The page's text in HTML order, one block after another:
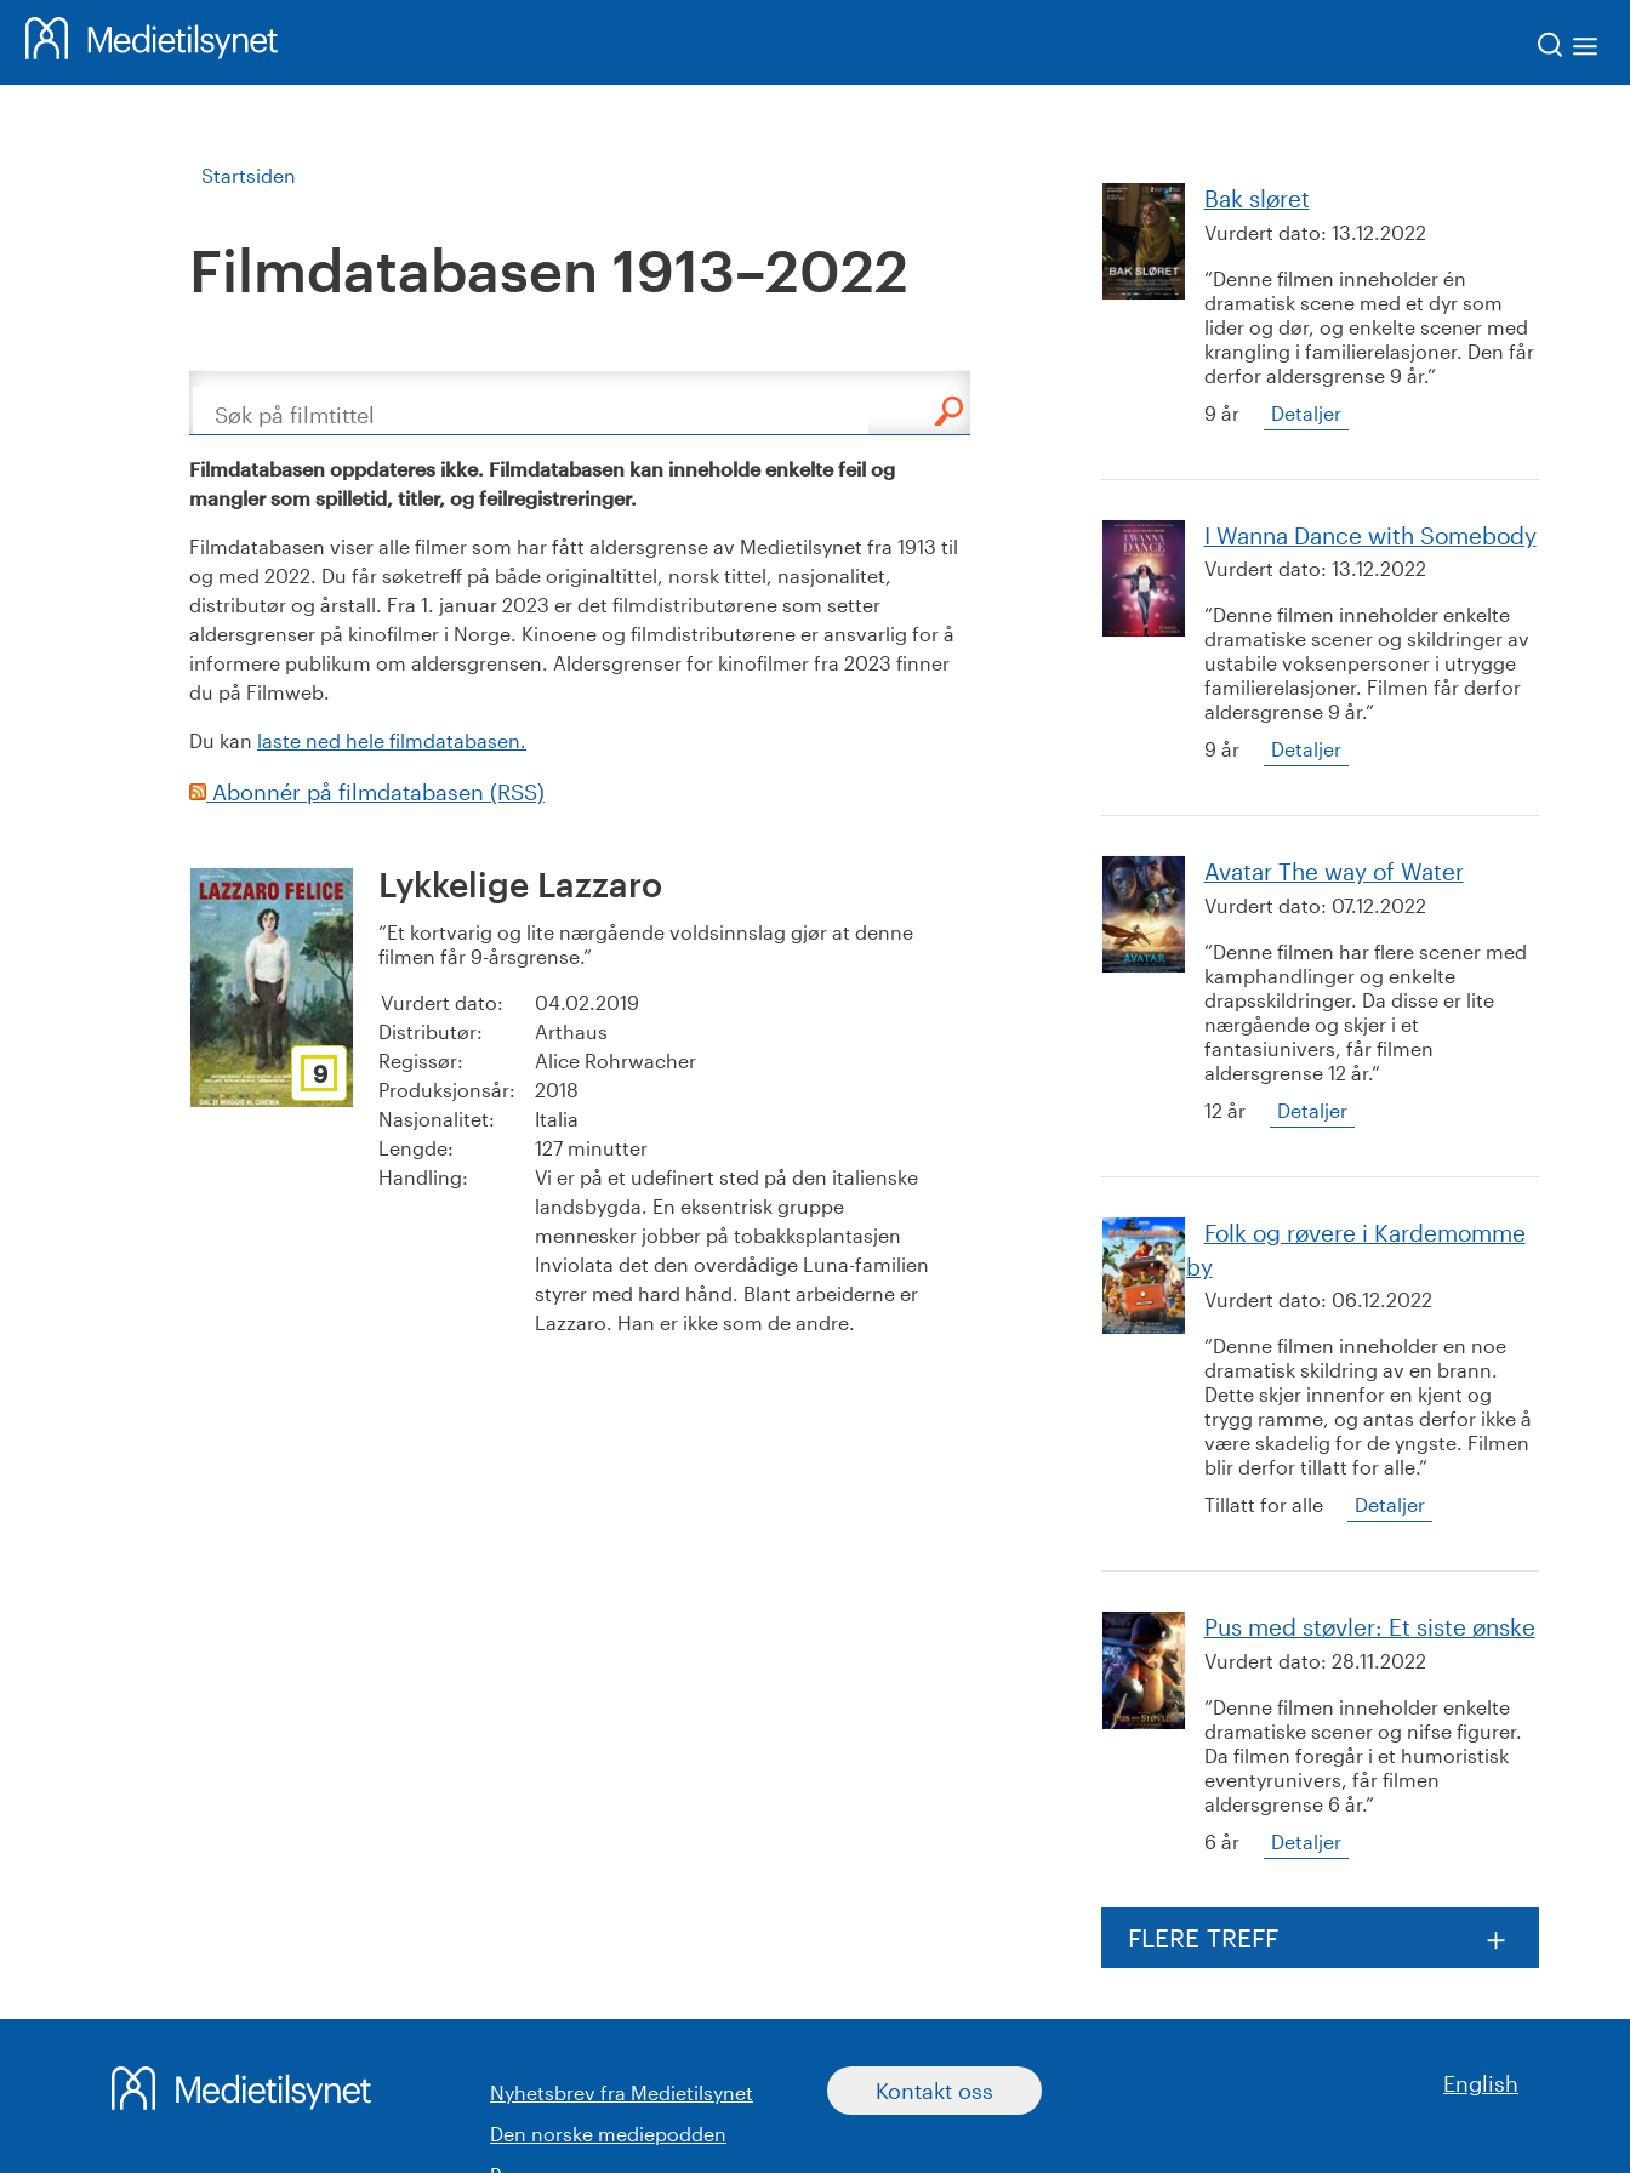
Startsiden
Filmdatabasen 1913–2022
Søk
Filmdatabasen oppdateres ikke. Filmdatabasen kan inneholde enkelte feil og
mangler som spilletid, titler, og feilregistreringer.
Filmdatabasen viser alle filmer som har fått aldersgrense av Medietilsynet fra 1913 til
og med 2022. Du får søketreff på både originaltittel, norsk tittel, nasjonalitet,
distributør og årstall. Fra 1. januar 2023 er det filmdistributørene som setter
aldersgrenser på kinofilmer i Norge. Kinoene og filmdistributørene er ansvarlig for å
informere publikum om aldersgrensen. Aldersgrenser for kinofilmer fra 2023 finner
du på Filmweb.
Du kan laste ned hele filmdatabasen.
Abonnér på filmdatabasen (RSS)
9
Lykkelige Lazzaro
Et kortvarig og lite nærgående voldsinnslag gjør at denne
filmen får 9-årsgrense.
Vurdert dato:
04.02.2019
Distributør:
Arthaus
Regissør:
Alice Rohrwacher
Produksjonsår:
2018
Nasjonalitet:
Italia
Lengde:
127 minutter
Handling:
Vi er på et udefinert sted på den italienske
landsbygda. En eksentrisk gruppe
mennesker jobber på tobakksplantasjen
Inviolata det den overdådige Luna-familien
styrer med hard hånd. Blant arbeiderne er
Lazzaro. Han er ikke som de andre.
Bak sløret
Vurdert dato: 13.12.2022
Denne filmen inneholder én
dramatisk scene med et dyr som
lider og dør, og enkelte scener med
krangling i familierelasjoner. Den får
derfor aldersgrense 9 år.
9 år
Detaljer
I Wanna Dance with Somebody
Vurdert dato: 13.12.2022
Denne filmen inneholder enkelte
dramatiske scener og skildringer av
ustabile voksenpersoner i utrygge
familierelasjoner. Filmen får derfor
aldersgrense 9 år.
9 år
Detaljer
Avatar The way of Water
Vurdert dato: 07.12.2022
Denne filmen har flere scener med
kamphandlinger og enkelte
drapsskildringer. Da disse er lite
nærgående og skjer i et
fantasiunivers, får filmen
aldersgrense 12 år.
12 år
Detaljer
Folk og røvere i Kardemomme
by
Vurdert dato: 06.12.2022
Denne filmen inneholder en noe
dramatisk skildring av en brann.
Dette skjer innenfor en kjent og
trygg ramme, og antas derfor ikke å
være skadelig for de yngste. Filmen
blir derfor tillatt for alle.
Tillatt for alle
Detaljer
Pus med støvler: Et siste ønske
Vurdert dato: 28.11.2022
Denne filmen inneholder enkelte
dramatiske scener og nifse figurer.
Da filmen foregår i et humoristisk
eventyrunivers, får filmen
aldersgrense 6 år.
6 år
Detaljer
FLERE TREFF
Nyhetsbrev fra Medietilsynet
Den norske mediepodden
Kontakt oss English